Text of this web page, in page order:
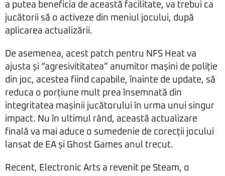
a putea beneficia de această facilitate, va trebui ca
jucătorii să o activeze din meniul jocului, după
aplicarea actualizării.
De asemenea, acest patch pentru NFS Heat va
ajusta și “agresivititatea” anumitor mașini de poliție
din joc, acestea fiind capabile, înainte de update, să
reduca o porțiune mult prea însemnată din
integritatea mașinii jucătorului în urma unui singur
impact. Nu în ultimul rând, această actualizare
finală va mai aduce o sumedenie de corecții jocului
lansat de EA și Ghost Games anul trecut.
Recent, Electronic Arts a revenit pe Steam, o